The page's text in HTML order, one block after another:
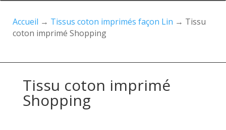
Accueil → Tissus coton imprimés façon Lin → Tissu
coton imprimé Shopping
Tissu coton imprimé
Shopping